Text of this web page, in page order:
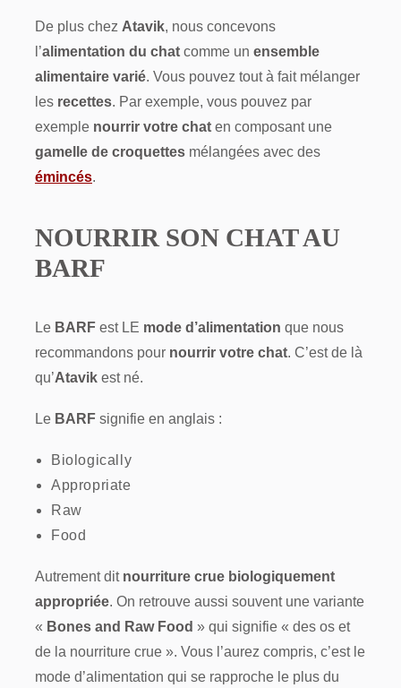
De plus chez Atavik, nous concevons
l’alimentation du chat comme un ensemble
alimentaire varié. Vous pouvez tout à fait mélanger
les recettes. Par exemple, vous pouvez par
exemple nourrir votre chat en composant une
gamelle de croquettes mélangées avec des
émincés.
NOURRIR SON CHAT AU
BARF
Le BARF est LE mode d’alimentation que nous
recommandons pour nourrir votre chat. C’est de là
qu’Atavik est né.
Le BARF signifie en anglais :
Biologically
Appropriate
Raw
Food
Autrement dit nourriture crue biologiquement
appropriée. On retrouve aussi souvent une variante
« Bones and Raw Food » qui signifie « des os et
de la nourriture crue ». Vous l’aurez compris, c’est le
mode d’alimentation qui se rapproche le plus du